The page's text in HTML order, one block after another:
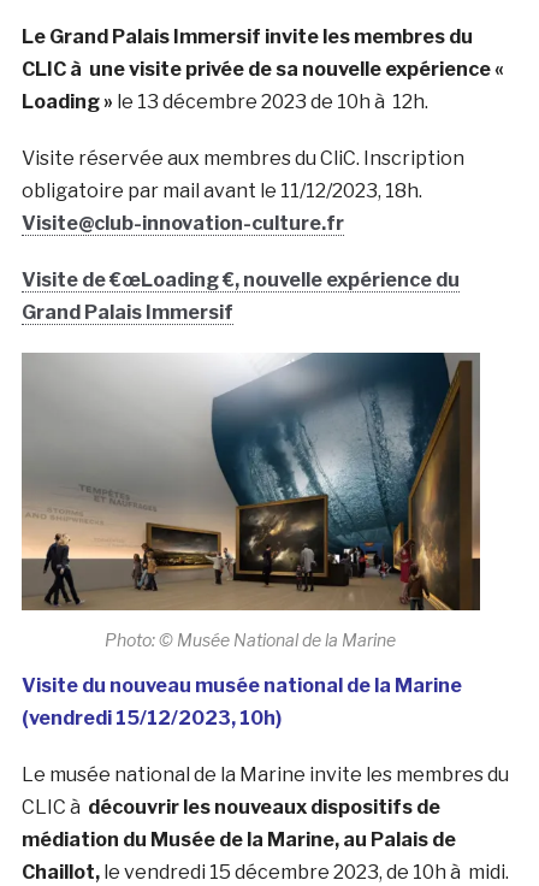
Le Grand Palais Immersif invite les membres du
CLIC à une visite privée de sa nouvelle expérience «
Loading » le 13 décembre 2023 de 10h à 12h.
Visite réservée aux membres du CliC. Inscription
obligatoire par mail avant le 11/12/2023, 18h.
Visite@club-innovation-culture.fr
Visite de €œLoading €, nouvelle expérience du
Grand Palais Immersif
Photo: © Musée National de la Marine
Visite du nouveau musée national de la Marine
(vendredi 15/12/2023, 10h)
Le musée national de la Marine invite les membres du
CLIC à découvrir les nouveaux dispositifs de
médiation du Musée de la Marine, au Palais de
Chaillot, le vendredi 15 décembre 2023, de 10h à midi.